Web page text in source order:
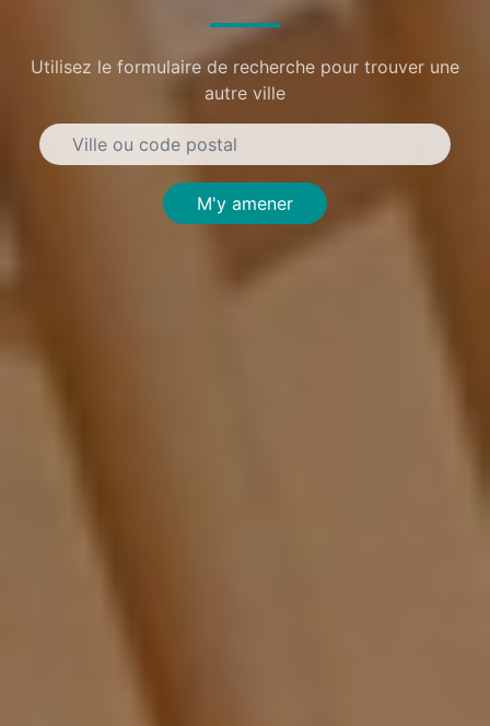
Utilisez le formulaire de recherche pour trouver une
autre ville
M'y amener